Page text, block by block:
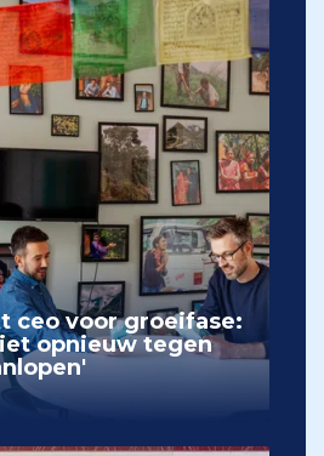
ceo voor groeifase:
opnieuw tegen